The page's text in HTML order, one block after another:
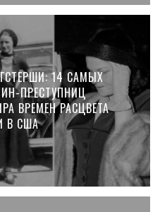
14 САМЫХ
ПРЕСТУПНИЦ
ВРЕМЕН РАСЦВЕТА
В США